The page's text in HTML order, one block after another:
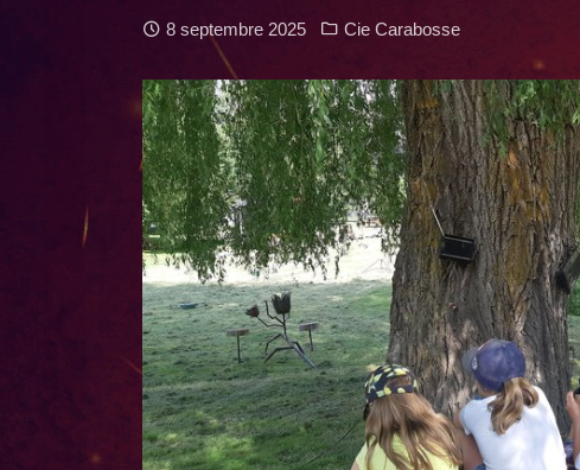
8 septembre 2025 Cie Carabosse